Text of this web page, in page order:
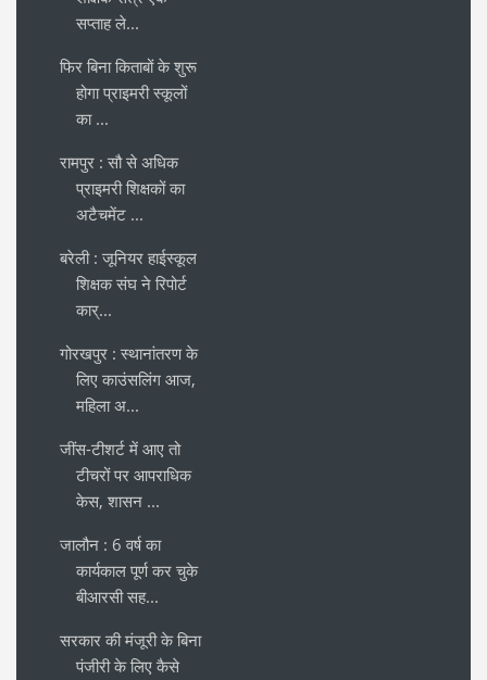
सप्ताह ले...
फिर बिना किताबों के शुरू
होगा प्राइमरी स्कूलों
का ...
रामपुर : सौ से अधिक
प्राइमरी शिक्षकों का
अटैचमेंट ...
बरेली : जूनियर हाईस्कूल
शिक्षक संघ ने रिपोर्ट
कार्...
गोरखपुर : स्थानांतरण के
लिए काउंसलिंग आज,
महिला अ...
जींस-टीशर्ट में आए तो
टीचरों पर आपराधिक
केस, शासन ...
जालौन : 6 वर्ष का
कार्यकाल पूर्ण कर चुके
बीआरसी सह...
सरकार की मंजूरी के बिना
पंजीरी के लिए कैसे